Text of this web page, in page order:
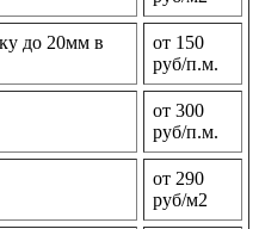
до 20мм в
от 150
руб/п.м.
от 300
руб/п.м.
от 290
руб/м2